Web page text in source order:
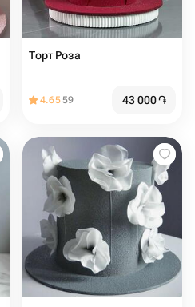
Торт Роза
4.6559 43 000֏